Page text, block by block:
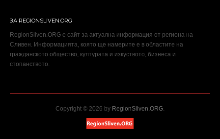
ЗА REGIONSLIVEN.ORG
RegionSliven.ORG е сайт за актуална информация от региона на
Сливен. Информацията, която ще намерите е в областите на
гражданското общество, културата и изкуството, бизнеса и
стопанството.
Copyright © 2026 by RegionSliven.ORG